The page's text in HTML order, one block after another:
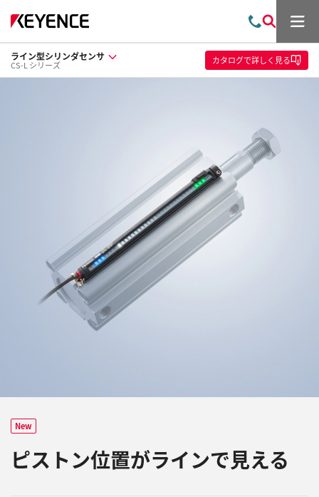
問
い
合
わ
索
メ
ュ
ー
ライン型シリンダセンサ
CS-L シリーズ カタログで詳しく見る
New
ピストン位置がラインで見える